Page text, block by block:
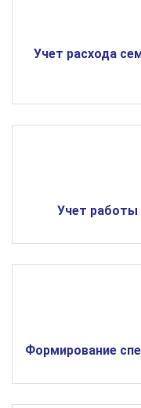
Учет расхода
Учет работы
Формирование